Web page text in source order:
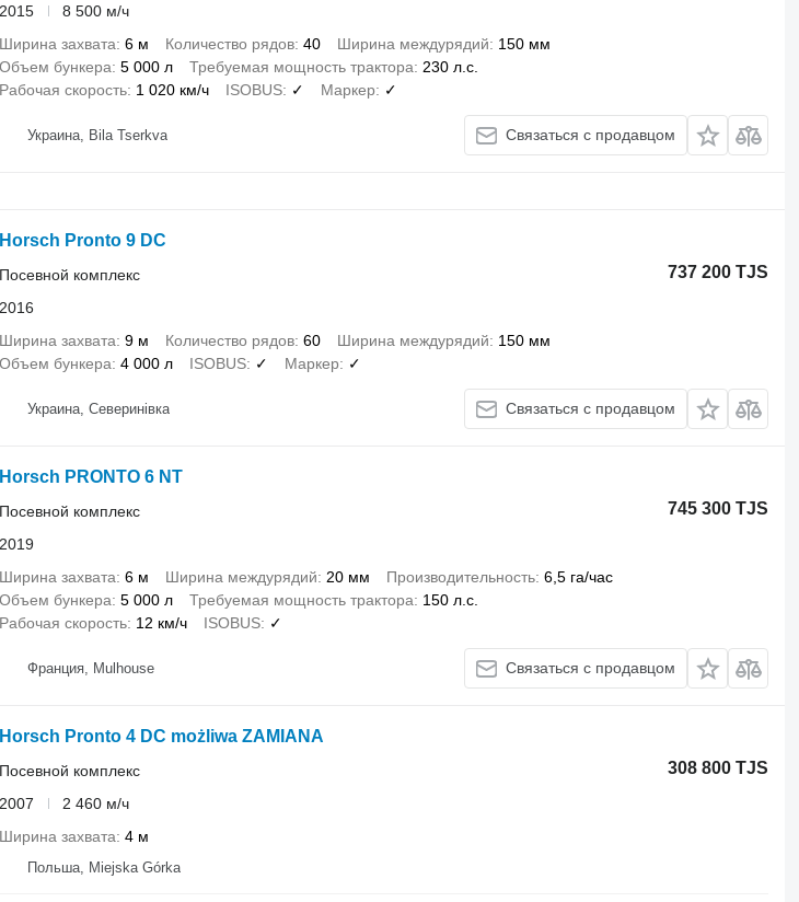
2015
8 500 м/ч
Ширина захвата 6 м Количество рядов 40 Ширина междурядий
150 мм
Объем бункера 5 000 л Требуемая мощность трактора
230 л.с.
Рабочая скорость 1 020 км/ч ISOBUS ✓ Маркер ✓
Украина, Bila Tserkva Связаться с продавцом
Horsch Pronto 9 DC
737 200 TJS
Посевной комплекс
2016
Ширина захвата 9 м Количество рядов 60 Ширина междурядий
150 мм
Объем бункера 4 000 л ISOBUS ✓ Маркер ✓
Украина, Северинівка Связаться с продавцом
Horsch PRONTO 6 NT
745 300 TJS
Посевной комплекс
2019
Ширина захвата 6 м Ширина междурядий 20 мм Производительность 6,5 га/час
Объем бункера 5 000 л Требуемая мощность трактора
150 л.с.
Рабочая скорость 12 км/ч ISOBUS ✓
Франция, Mulhouse Связаться с продавцом
Horsch Pronto 4 DC możliwa ZAMIANA
308 800 TJS
Посевной комплекс
2007
2 460 м/ч
Ширина захвата 4 м
Польша, Miejska Górka